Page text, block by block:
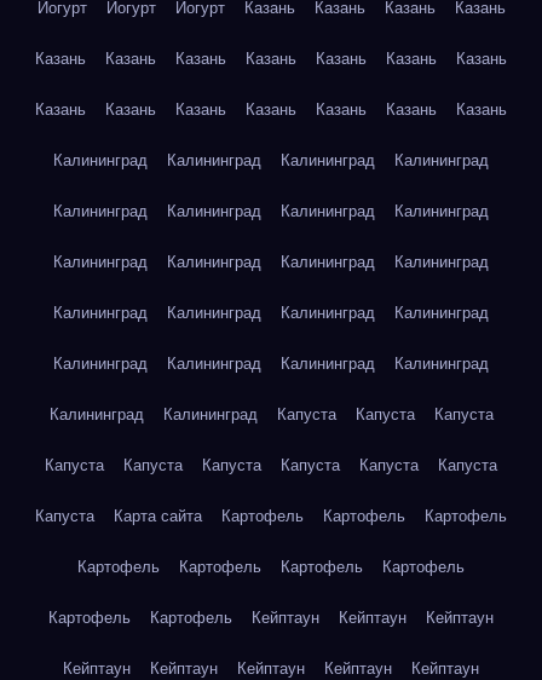
Йогурт Йогурт Йогурт Казань Казань Казань Казань
Казань Казань Казань Казань Казань Казань Казань
Казань Казань Казань Казань Казань Казань Казань
Калининград Калининград Калининград Калининград
Калининград Калининград Калининград Калининград
Калининград Калининград Калининград Калининград
Калининград Калининград Калининград Калининград
Калининград Калининград Калининград Калининград
Калининград Калининград Капуста Капуста Капуста
Капуста Капуста Капуста Капуста Капуста Капуста
Капуста Карта сайта Картофель Картофель Картофель
Картофель Картофель Картофель Картофель
Картофель Картофель Кейптаун Кейптаун Кейптаун
Кейптаун Кейптаун Кейптаун Кейптаун Кейптаун